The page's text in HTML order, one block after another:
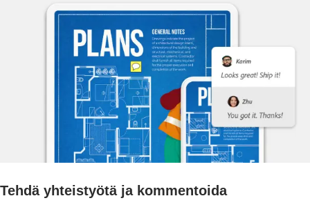
Tehdä yhteistyötä ja kommentoida